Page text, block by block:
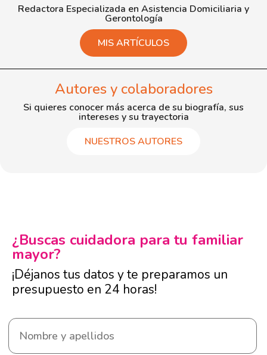
Redactora Especializada en Asistencia Domiciliaria y
Gerontología
MIS ARTÍCULOS
Autores y colaboradores
Si quieres conocer más acerca de su biografía, sus
intereses y su trayectoria
NUESTROS AUTORES
¿Buscas cuidadora para tu familiar
mayor?
¡Déjanos tus datos y te preparamos un
presupuesto en 24 horas!